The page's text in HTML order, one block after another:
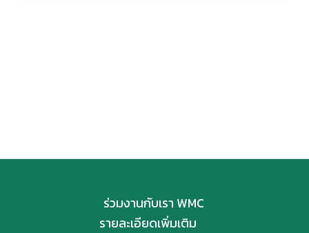
ร่วมงานกับเรา WMC
รายละเอียดเพิ่มเติม